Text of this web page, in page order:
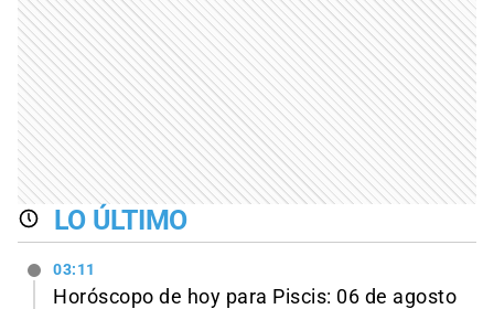
LO ÚLTIMO
03:11
Horóscopo de hoy para Piscis: 06 de agosto